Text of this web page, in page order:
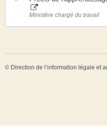
Ministère chargé du travail
© Direction de l’information légale et